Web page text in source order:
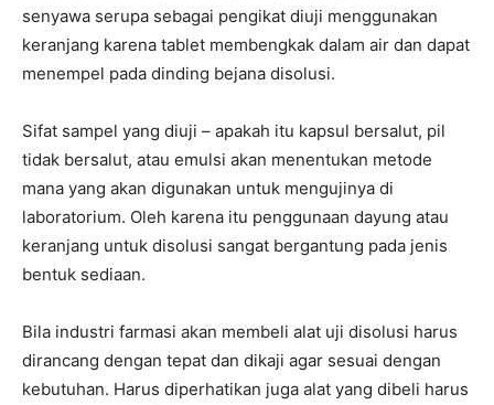
senyawa serupa sebagai pengikat diuji menggunakan
keranjang karena tablet membengkak dalam air dan dapat
menempel pada dinding bejana disolusi.
Sifat sampel yang diuji – apakah itu kapsul bersalut, pil
tidak bersalut, atau emulsi akan menentukan metode
mana yang akan digunakan untuk mengujinya di
laboratorium. Oleh karena itu penggunaan dayung atau
keranjang untuk disolusi sangat bergantung pada jenis
bentuk sediaan.
Bila industri farmasi akan membeli alat uji disolusi harus
dirancang dengan tepat dan dikaji agar sesuai dengan
kebutuhan. Harus diperhatikan juga alat yang dibeli harus